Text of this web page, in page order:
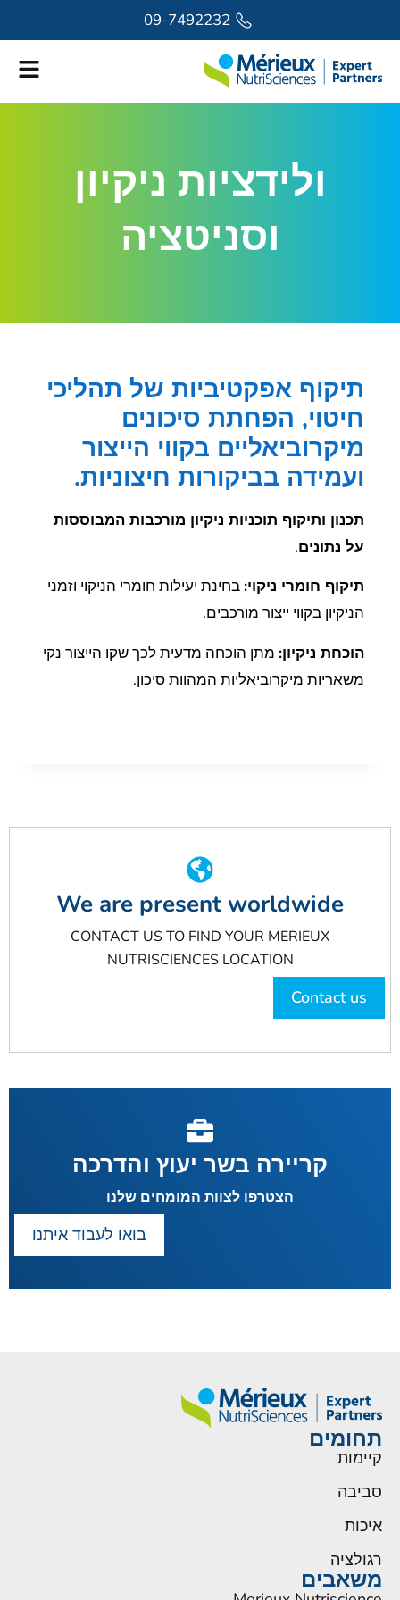
09-7492232
ולידציות ניקיון
וסניטציה
תיקוף אפקטיביות של תהליכי
חיטוי, הפחתת סיכונים
מיקרוביאליים בקווי הייצור
ועמידה בביקורות חיצוניות.
תכנון ותיקוף תוכניות ניקיון מורכבות המבוססות
על נתונים.
תיקוף חומרי ניקוי: בחינת יעילות חומרי הניקוי וזמני
הניקיון בקווי ייצור מורכבים.
הוכחת ניקיון: מתן הוכחה מדעית לכך שקו הייצור נקי
משאריות מיקרוביאליות המהוות סיכון.
Contact us
We are present worldwide
CONTACT US TO FIND YOUR MERIEUX
NUTRISCIENCES LOCATION
קריירה בשר יעוץ והדרכה
הצטרפו לצוות המומחים שלנו
בואו לעבוד איתנו
תחומים
קיימות
סביבה
איכות
רגולציה
משאבים